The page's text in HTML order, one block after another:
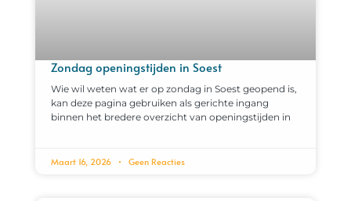
Zondag openingstijden in Soest
Wie wil weten wat er op zondag in Soest geopend is,
kan deze pagina gebruiken als gerichte ingang
binnen het bredere overzicht van openingstijden in
Maart 16, 2026 Geen Reacties